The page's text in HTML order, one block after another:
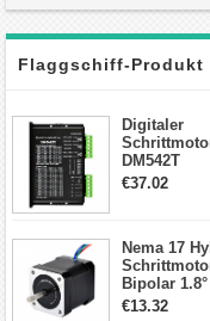
Flaggschiff-Produkt
Digitaler
DM542T
Schrittmotor
€37.02
Nema 17
Bipolar
2A 4 Drähte
€13.32